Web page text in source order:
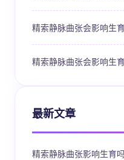
精索静脉曲张会影响生
精索静脉曲张会影响生
最新文章
精索静脉曲张影响生育